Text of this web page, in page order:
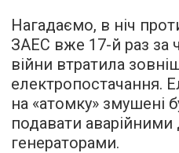
Нагадаємо, в ніч
ЗАЕС вже 17-й раз за
війни втратила
електропостачання.
на «атомку» змушені
подавати аварійними
генераторами.